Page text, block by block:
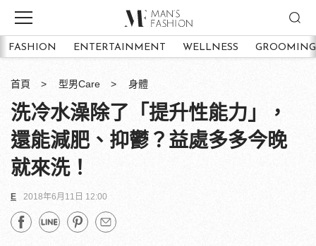
FASHION ENTERTAINMENT WELLNESS GROOMING
首頁 型男Care 身體
洗冷水澡除了「提升性能力」，
還能減肥、抑鬱？益處多多今晚
就來洗！
E 2018年6月11日 12:00